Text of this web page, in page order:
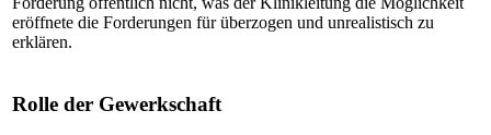
eröffnete die Forderungen für überzogen und unrealistisch zu
erklären.
Rolle der Gewerkschaft